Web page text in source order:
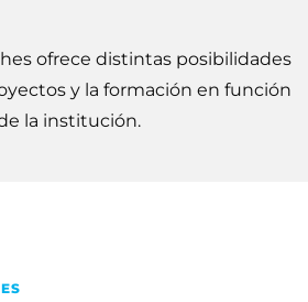
ofrece distintas posibilidades
y la formación en función
la institución.